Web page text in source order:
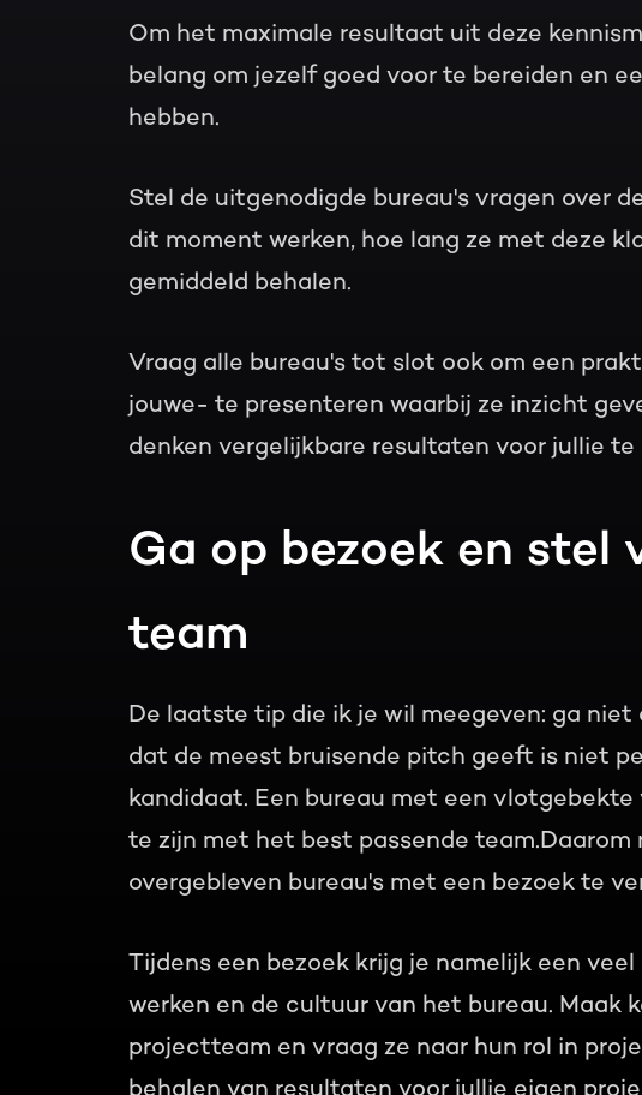
Om het maximale resultaat uit deze
belang om jezelf goed voor te bereiden en
hebben.
Stel de uitgenodigde bureau's vragen over
dit moment werken, hoe lang ze met deze
gemiddeld behalen.
Vraag alle bureau's tot slot ook om een
jouwe- te presenteren waarbij ze inzicht
denken vergelijkbare resultaten voor jullie te
Ga op bezoek en stel
team
De laatste tip die ik je wil meegeven: ga
dat de meest bruisende pitch geeft is niet
kandidaat. Een bureau met een
te zijn met het best passende team.Daarom
overgebleven bureau's met een bezoek te
Tijdens een bezoek krijg je namelijk een
werken en de cultuur van het bureau. Maak
projectteam en vraag ze naar hun rol in
behalen van resultaten voor jullie eigen